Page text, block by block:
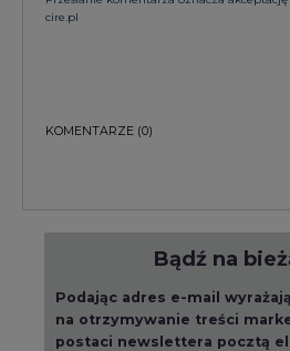
cire.pl
KOMENTARZE (0)
Bądź na
Podając adres e-mail
na otrzymywanie treści
postaci newslettera pocztą